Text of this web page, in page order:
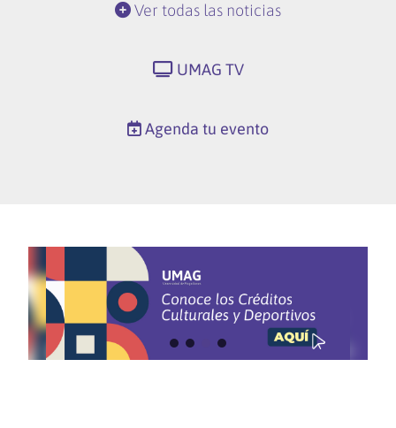
Ver todas las noticias
UMAG TV
Agenda tu evento